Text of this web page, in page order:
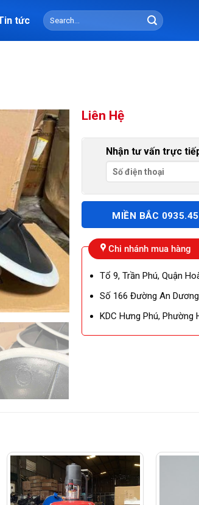
tức
Search
for:
Liên Hệ
Nhận tư vấn trực
MIỀN BẮC
Chi nhánh mua hàng
Tổ 9, Trần Phú, Quận
Số 166 Đường An
KDC Hưng Phú, Phường